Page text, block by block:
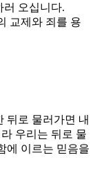
러 오십니다.
교제와 죄를 용
뒤로 물러가면 내
우리는 뒤로 물
에 이르는 믿음을